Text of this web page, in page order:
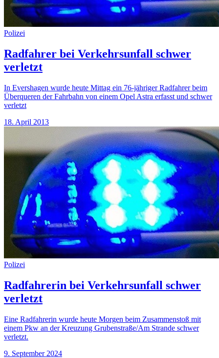
Polizei
Radfahrer bei Verkehrsunfall schwer
verletzt
In Evershagen wurde heute Mittag ein 76-jähriger Radfahrer beim
Überqueren der Fahrbahn von einem Opel Astra erfasst und schwer
verletzt
18. April 2013
Polizei
Radfahrerin bei Verkehrsunfall schwer
verletzt
Eine Radfahrerin wurde heute Morgen beim Zusammenstoß mit
einem Pkw an der Kreuzung Grubenstraße/Am Strande schwer
verletzt.
9. September 2024